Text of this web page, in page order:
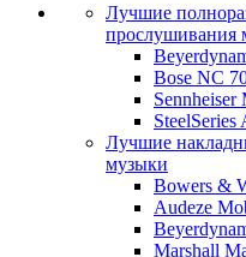
Лучшие
прослушивания
Bose NC
SteelSeries
Лучшие
музыки
Bowers &
Audeze
Marshall